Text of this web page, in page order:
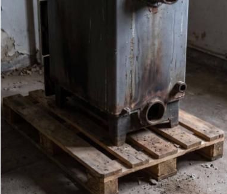
OCELOVÝ KOTEL NA TUHÁ PALIVA
KOLOTECH 25KW
29 999 Kč
Původně:
JAKO
33